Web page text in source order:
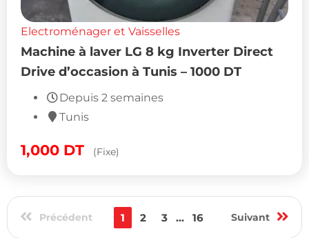
Electroménager et Vaisselles
Machine à laver LG 8 kg Inverter Direct
Drive d’occasion à Tunis – 1000 DT
Depuis 2 semaines
Tunis
1,000 DT (Fixe)
Précédent 1 2 3 ... 16 Suivant